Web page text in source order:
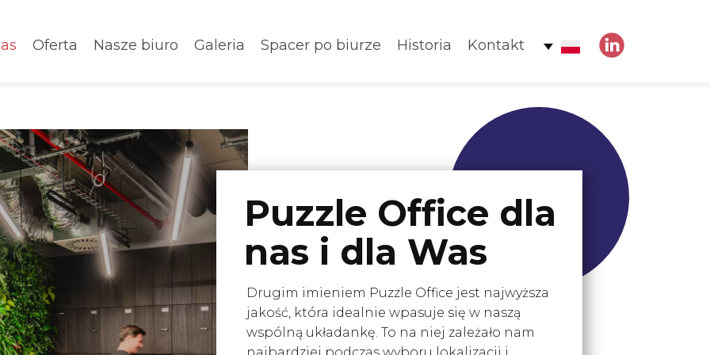
Oferta Nasze biuro Galeria Spacer po biurze Historia Kontakt
Puzzle Office dla
nas i dla Was
Drugim imieniem Puzzle Office jest najwyższa
jakość, która idealnie wpasuje się w naszą
wspólną układankę. To na niej zależało nam